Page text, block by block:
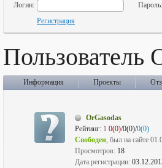
Логин:
Пароль:
Регистрация
Пользователь
Информация Проекты
OrGasodas
Рейтинг: 1 0(0)/0(0)/0(0)
Свободен, был на сайте
Просмотров: 18
Дата регистрации: